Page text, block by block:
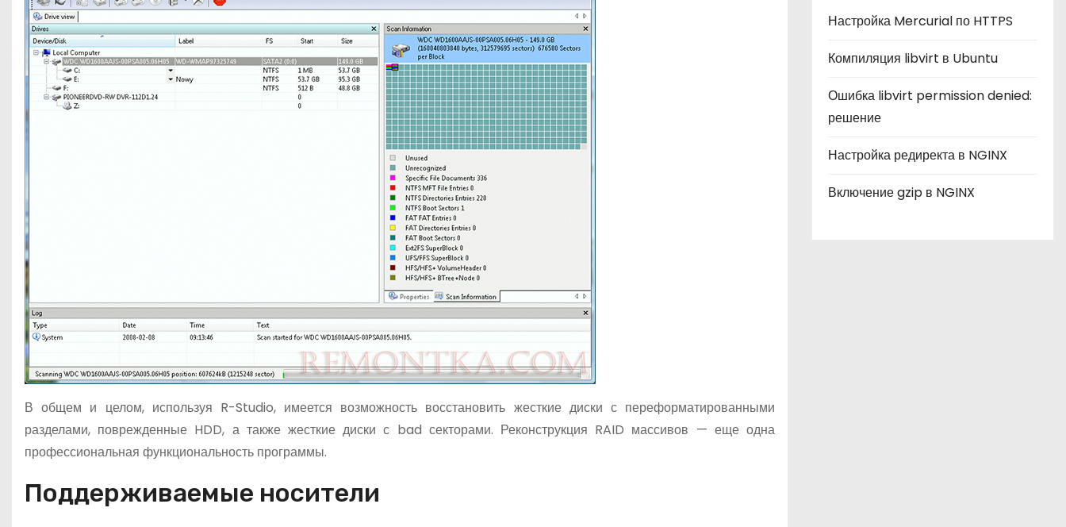
В общем и целом, используя R-Studio, имеется возможность восстановить жесткие диски с переформатированными
разделами, поврежденные HDD, а также жесткие диски с bad секторами. Реконструкция RAID массивов — еще одна
профессиональная функциональность программы.
Поддерживаемые носители
и
Настройка Mercurial по HTTPS
Компиляция libvirt в Ubuntu
Ошибка libvirt permission denied:
решение
Настройка редиректа в NGINX
Включение gzip в NGINX